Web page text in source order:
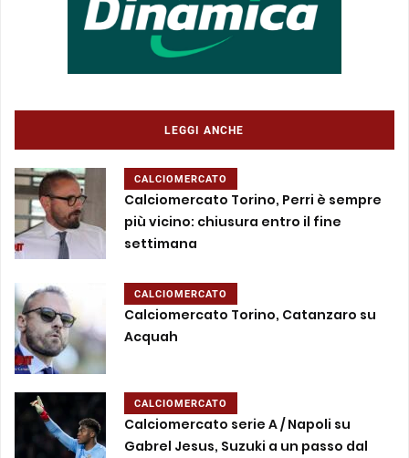
LEGGI ANCHE
CALCIOMERCATO
Calciomercato Torino, Perri è sempre
più vicino: chiusura entro il fine
settimana
CALCIOMERCATO
Calciomercato Torino, Catanzaro su
Acquah
CALCIOMERCATO
Calciomercato serie A / Napoli su
Gabrel Jesus, Suzuki a un passo dal